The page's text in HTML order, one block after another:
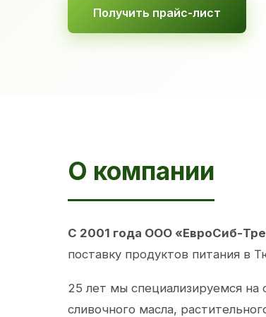
Получить прайс-лист
О компании
С 2001 года ООО «ЕвроСиб-
поставку продуктов питания в
25 лет мы специализируемся на
сливочного масла,